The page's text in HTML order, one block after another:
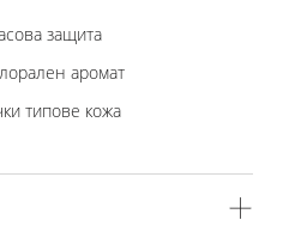
защита
аромат
типове кожа